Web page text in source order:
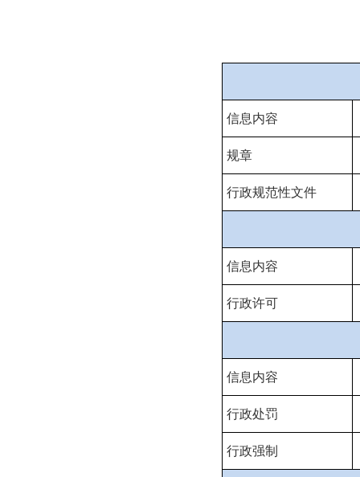
信息内容
规章
行政规范性文件
信息内容
行政许可
信息内容
行政处罚
行政强制